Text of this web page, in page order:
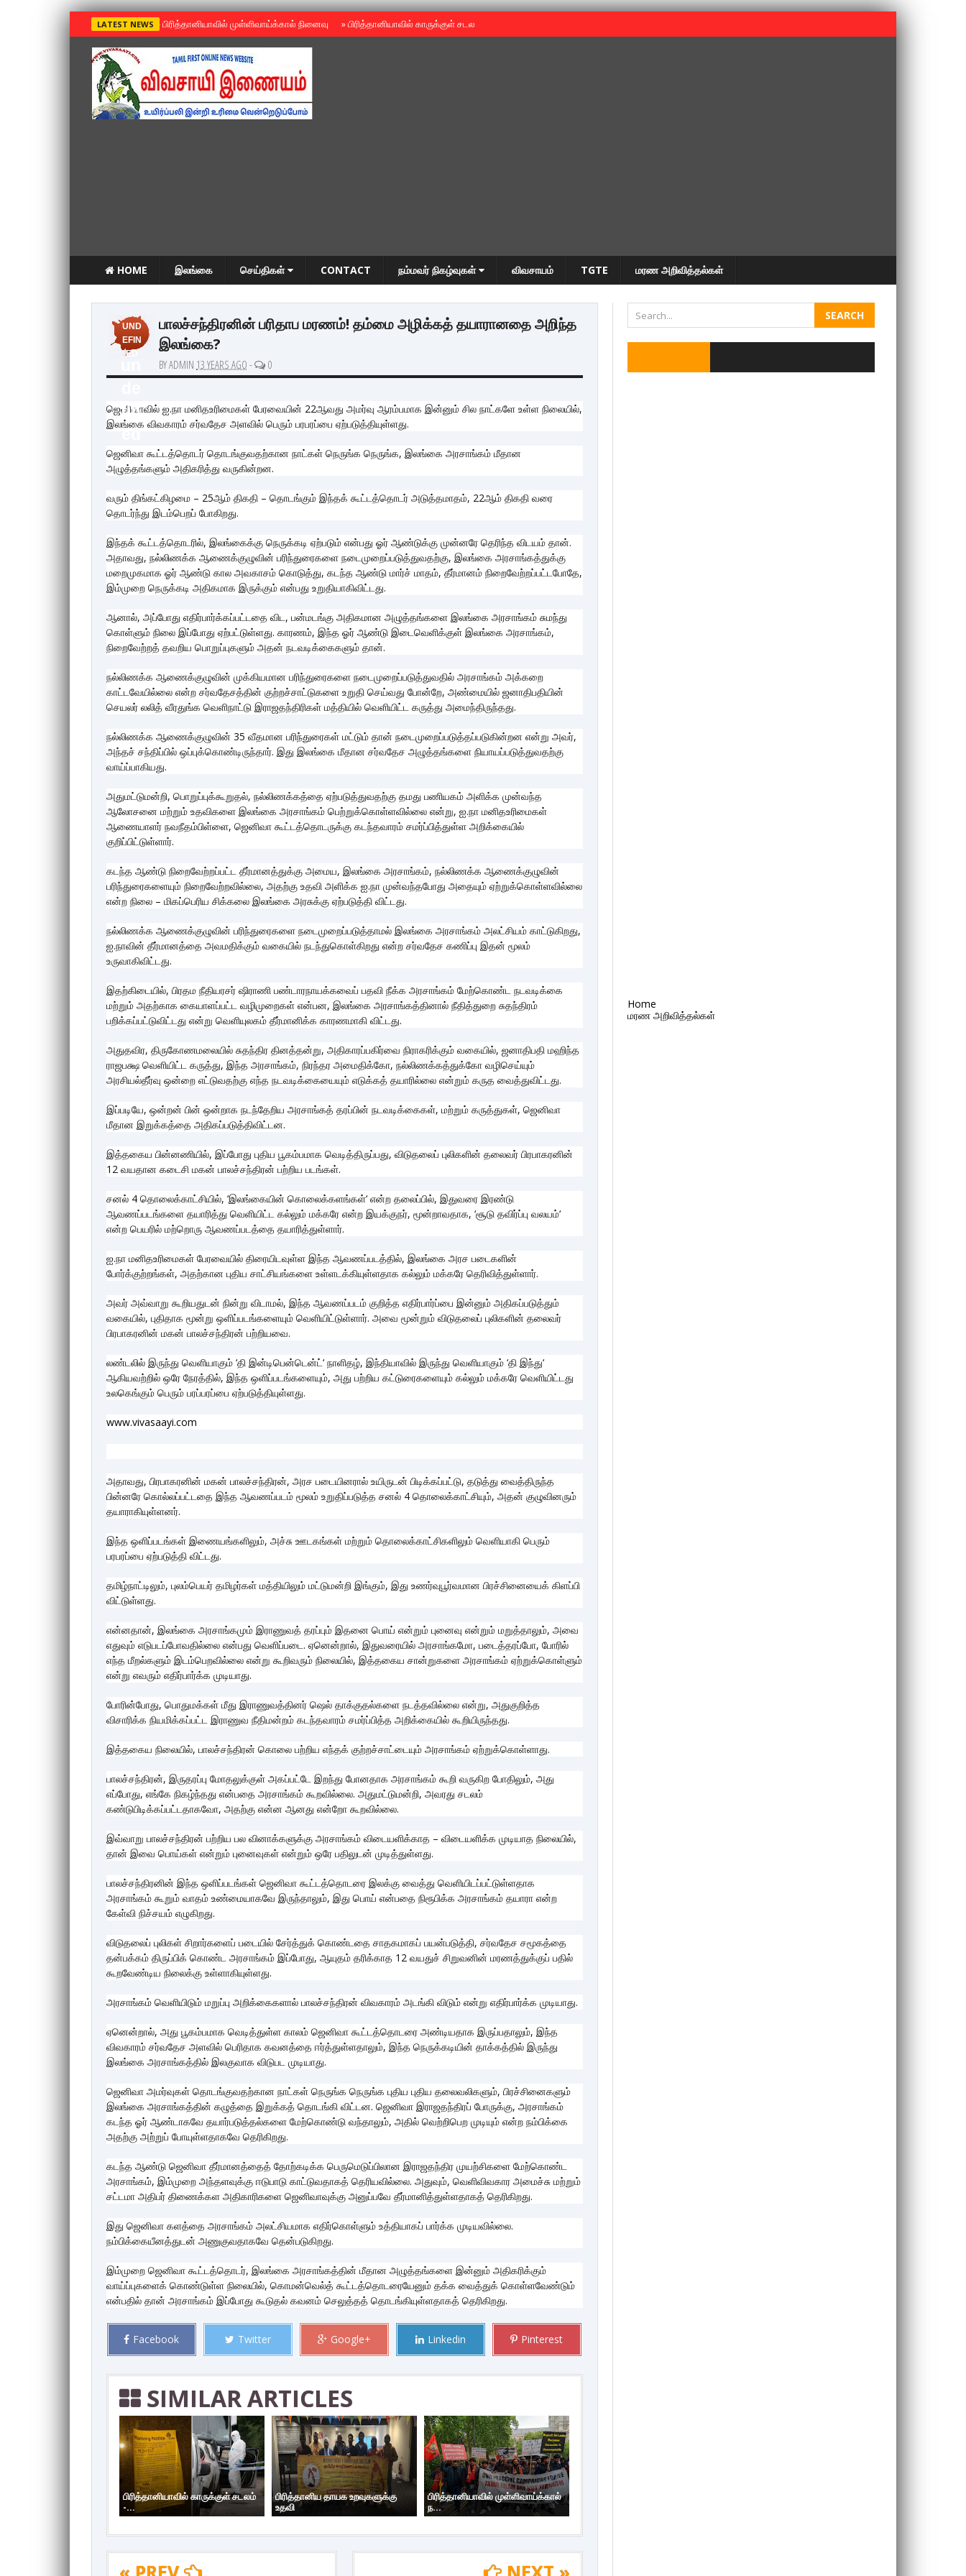
LATEST NEWS »பிரித்தானியாவில் முள்ளிவாய்க்கால் நினைவு »பிரித்தானியாவில் காருக்குள் சடலம் -தமிழருடையதா ?
HOME இலங்கை செய்திகள் CONTACT நம்மவர் நிகழ்வுகள் விவசாயம் TGTE மரண அறிவித்தல்கள்
UND
EFIN
ED
fin
ed
பாலச்சந்திரனின் பரிதாப மரணம்! தம்மை அழிக்கத் தயாரானதை அறிந்த
இலங்கை?
BY ADMIN 13 YEARS AGO - 0
ஜெனிவாவில் ஐ.நா மனிதஉரிமைகள் பேரவையின் 22ஆவது அமர்வு ஆரம்பமாக இன்னும் சில நாட்களே உள்ள நிலையில்,
இலங்கை விவகாரம் சர்வதேச அளவில் பெரும் பரபரப்பை ஏற்படுத்தியுள்ளது.
ஜெனிவா கூட்டத்தொடர் தொடங்குவதற்கான நாட்கள் நெருங்க நெருங்க, இலங்கை அரசாங்கம் மீதான
அழுத்தங்களும் அதிகரித்து வருகின்றன.
வரும் திங்கட்கிழமை – 25ஆம் திகதி – தொடங்கும் இந்தக் கூட்டத்தொடர் அடுத்தமாதம், 22ஆம் திகதி வரை
தொடர்ந்து இடம்பெறப் போகிறது.
இந்தக் கூட்டத்தொடரில், இலங்கைக்கு நெருக்கடி ஏற்படும் என்பது ஓர் ஆண்டுக்கு முன்னரே தெரிந்த விடயம் தான்.
அதாவது, நல்லிணக்க ஆணைக்குழுவின் பரிந்துரைகளை நடைமுறைப்படுத்துவதற்கு, இலங்கை அரசாங்கத்துக்கு
மறைமுகமாக ஓர் ஆண்டு கால அவகாசம் கொடுத்து, கடந்த ஆண்டு மார்ச் மாதம், தீர்மானம் நிறைவேற்றப்பட்டபோதே,
இம்முறை நெருக்கடி அதிகமாக இருக்கும் என்பது உறுதியாகிவிட்டது.
ஆனால், அப்போது எதிர்பார்க்கப்பட்டதை விட, பன்மடங்கு அதிகமான அழுத்தங்களை இலங்கை அரசாங்கம் சுமந்து
கொள்ளும் நிலை இப்போது ஏற்பட்டுள்ளது. காரணம், இந்த ஓர் ஆண்டு இடைவெளிக்குள் இலங்கை அரசாங்கம்,
நிறைவேற்றத் தவறிய பொறுப்புகளும் அதன் நடவடிக்கைகளும் தான்.
நல்லிணக்க ஆணைக்குழுவின் முக்கியமான பரிந்துரைகளை நடைமுறைப்படுத்துவதில் அரசாங்கம் அக்கறை
காட்டவேயில்லை என்ற சர்வதேசத்தின் குற்றச்சாட்டுகளை உறுதி செய்வது போன்றே, அண்மையில் ஜனாதிபதியின்
செயலர் லலித் வீரதுங்க வெளிநாட்டு இராஜதந்திரிகள் மத்தியில் வெளியிட்ட கருத்து அமைந்திருந்தது.
நல்லிணக்க ஆணைக்குழுவின் 35 வீதமான பரிந்துரைகள் மட்டும் தான் நடைமுறைப்படுத்தப்படுகின்றன என்று அவர்,
அந்தச் சந்திப்பில் ஒப்புக்கொண்டிருந்தார். இது இலங்கை மீதான சர்வதேச அழுத்தங்களை நியாயப்படுத்துவதற்கு
வாய்ப்பாகியது.
அதுமட்டுமன்றி, பொறுப்புக்கூறுதல், நல்லிணக்கத்தை ஏற்படுத்துவதற்கு தமது பணியகம் அளிக்க முன்வந்த
ஆலோசனை மற்றும் உதவிகளை இலங்கை அரசாங்கம் பெற்றுக்கொள்ளவில்லை என்று, ஐ.நா மனிதஉரிமைகள்
ஆணையாளர் நவநீதம்பிள்ளை, ஜெனிவா கூட்டத்தொடருக்கு கடந்தவாரம் சமர்ப்பித்துள்ள அறிக்கையில்
குறிப்பிட்டுள்ளார்.
கடந்த ஆண்டு நிறைவேற்றப்பட்ட தீர்மானத்துக்கு அமைய, இலங்கை அரசாங்கம், நல்லிணக்க ஆணைக்குழுவின்
பரிந்துரைகளையும் நிறைவேற்றவில்லை, அதற்கு உதவி அளிக்க ஐ.நா முன்வந்தபோது அதையும் ஏற்றுக்கொள்ளவில்லை
என்ற நிலை – மிகப்பெரிய சிக்கலை இலங்கை அரசுக்கு ஏற்படுத்தி விட்டது.
நல்லிணக்க ஆணைக்குழுவின் பரிந்துரைகளை நடைமுறைப்படுத்தாமல் இலங்கை அரசாங்கம் அலட்சியம் காட்டுகிறது,
ஐ.நாவின் தீர்மானத்தை அவமதிக்கும் வகையில் நடந்துகொள்கிறது என்ற சர்வதேச கணிப்பு இதன் மூலம்
உருவாகிவிட்டது.
இதற்கிடையில், பிரதம நீதியரசர் ஷிராணி பண்டாரநாயக்கவைப் பதவி நீக்க அரசாங்கம் மேற்கொண்ட நடவடிக்கை
மற்றும் அதற்காக கையாளப்பட்ட வழிமுறைகள் என்பன, இலங்கை அரசாங்கத்தினால் நீதித்துறை சுதந்திரம்
பறிக்கப்பட்டுவிட்டது என்று வெளியுலகம் தீர்மானிக்க காரணமாகி விட்டது.
அதுதவிர, திருகோணமலையில் சுதந்திர தினத்தன்று, அதிகாரப்பகிர்வை நிராகரிக்கும் வகையில், ஜனாதிபதி மஹிந்த
ராஜபக்ஷ வெளியிட்ட கருத்து, இந்த அரசாங்கம், நிரந்தர அமைதிக்கோ, நல்லிணக்கத்துக்கோ வழிசெய்யும்
அரசியல்தீர்வு ஒன்றை எட்டுவதற்கு எந்த நடவடிக்கையையும் எடுக்கத் தயாரில்லை என்றும் கருத வைத்துவிட்டது.
இப்படியே, ஒன்றன் பின் ஒன்றாக நடந்தேறிய அரசாங்கத் தரப்பின் நடவடிக்கைகள், மற்றும் கருத்துகள், ஜெனிவா
மீதான இறுக்கத்தை அதிகப்படுத்திவிட்டன.
இத்தகைய பின்னணியில், இப்போது புதிய பூகம்பமாக வெடித்திருப்பது, விடுதலைப் புலிகளின் தலைவர் பிரபாகரனின்
12 வயதான கடைசி மகன் பாலச்சந்திரன் பற்றிய படங்கள்.
சனல் 4 தொலைக்காட்சியில், ‘இலங்கையின் கொலைக்களங்கள்‘ என்ற தலைப்பில், இதுவரை இரண்டு
ஆவணப்படங்களை தயாரித்து வெளியிட்ட கல்லும் மக்கரே என்ற இயக்குநர், மூன்றாவதாக, ‘சூடு தவிர்ப்பு வலயம்‘
என்ற பெயரில் மற்றொரு ஆவணப்படத்தை தயாரித்துள்ளார்.
ஐ.நா மனிதஉரிமைகள் பேரவையில் திரையிடவுள்ள இந்த ஆவணப்படத்தில், இலங்கை அரச படைகளின்
போர்க்குற்றங்கள், அதற்கான புதிய சாட்சியங்களை உள்ளடக்கியுள்ளதாக கல்லும் மக்கரே தெரிவித்துள்ளார்.
அவர் அவ்வாறு கூறியதுடன் நின்று விடாமல், இந்த ஆவணப்படம் குறித்த எதிர்பார்ப்பை இன்னும் அதிகப்படுத்தும்
வகையில், புதிதாக மூன்று ஒளிப்படங்களையும் வெளியிட்டுள்ளார். அவை மூன்றும் விடுதலைப் புலிகளின் தலைவர்
பிரபாகரனின் மகன் பாலச்சந்திரன் பற்றியவை.
லண்டலில் இருந்து வெளியாகும் ‘தி இன்டிபென்டென்ட்‘ நாளிதழ், இந்தியாவில் இருந்து வெளியாகும் ‘தி இந்து‘
ஆகியவற்றில் ஒரே நேரத்தில், இந்த ஒளிப்படங்களையும், அது பற்றிய கட்டுரைகளையும் கல்லும் மக்கரே வெளியிட்டது
உலகெங்கும் பெரும் பரப்பரப்பை ஏற்படுத்தியுள்ளது.
www.vivasaayi.com
அதாவது, பிரபாகரனின் மகன் பாலச்சந்திரன், அரச படையினரால் உயிருடன் பிடிக்கப்பட்டு, தடுத்து வைத்திருந்த
பின்னரே கொல்லப்பட்டதை இந்த ஆவணப்படம் மூலம் உறுதிப்படுத்த சனல் 4 தொலைக்காட்சியும், அதன் குழுவினரும்
தயாராகியுள்ளனர்.
இந்த ஒளிப்படங்கள் இணையங்களிலும், அச்சு ஊடகங்கள் மற்றும் தொலைக்காட்சிகளிலும் வெளியாகி பெரும்
பரபரப்பை ஏற்படுத்தி விட்டது.
தமிழ்நாட்டிலும், புலம்பெயர் தமிழர்கள் மத்தியிலும் மட்டுமன்றி இங்கும், இது உணர்வுபூர்வமான பிரச்சினையைக் கிளப்பி
விட்டுள்ளது.
என்னதான், இலங்கை அரசாங்கமும் இராணுவத் தரப்பும் இதனை பொய் என்றும் புனைவு என்றும் மறுத்தாலும், அவை
எதுவும் எடுபடப்போவதில்லை என்பது வெளிப்படை. ஏனென்றால், இதுவரையில் அரசாங்கமோ, படைத்தரப்போ, போரில்
எந்த மீறல்களும் இடம்பெறவில்லை என்று கூறிவரும் நிலையில், இத்தகைய சான்றுகளை அரசாங்கம் ஏற்றுக்கொள்ளும்
என்று எவரும் எதிர்பார்க்க முடியாது.
போரின்போது, பொதுமக்கள் மீது இராணுவத்தினர் ஷெல் தாக்குதல்களை நடத்தவில்லை என்று, அதுகுறித்த
விசாரிக்க நியமிக்கப்பட்ட இராணுவ நீதிமன்றம் கடந்தவாரம் சமர்ப்பித்த அறிக்கையில் கூறியிருந்தது.
இத்தகைய நிலையில், பாலச்சந்திரன் கொலை பற்றிய எந்தக் குற்றச்சாட்டையும் அரசாங்கம் ஏற்றுக்கொள்ளாது.
பாலச்சந்திரன், இருதரப்பு மோதலுக்குள் அகப்பட்டே இறந்து போனதாக அரசாங்கம் கூறி வருகிற போதிலும், அது
எப்போது, எங்கே நிகழ்ந்தது என்பதை அரசாங்கம் கூறவில்லை. அதுமட்டுமன்றி, அவரது சடலம்
கண்டுபிடிக்கப்பட்டதாகவோ, அதற்கு என்ன ஆனது என்றோ கூறவில்லை.
இவ்வாறு பாலச்சந்திரன் பற்றிய பல வினாக்களுக்கு அரசாங்கம் விடையளிக்காத – விடையளிக்க முடியாத நிலையில்,
தான் இவை பொய்கள் என்றும் புனைவுகள் என்றும் ஒரே பதிலுடன் முடித்துள்ளது.
பாலச்சந்திரனின் இந்த ஒளிப்படங்கள் ஜெனிவா கூட்டத்தொடரை இலக்கு வைத்து வெளியிடப்பட்டுள்ளதாக
அரசாங்கம் கூறும் வாதம் உண்மையாகவே இருந்தாலும், இது பொய் என்பதை நிரூபிக்க அரசாங்கம் தயாரா என்ற
கேள்வி நிச்சயம் எழுகிறது.
விடுதலைப் புலிகள் சிறார்களைப் படையில் சேர்த்துக் கொண்டதை சாதகமாகப் பயன்படுத்தி, சர்வதேச சமூகத்தை
தன்பக்கம் திருப்பிக் கொண்ட அரசாங்கம் இப்போது, ஆயுதம் தரிக்காத 12 வயதுச் சிறுவனின் மரணத்துக்குப் பதில்
கூறவேண்டிய நிலைக்கு உள்ளாகியுள்ளது.
அரசாங்கம் வெளியிடும் மறுப்பு அறிக்கைகளால் பாலச்சந்திரன் விவகாரம் அடங்கி விடும் என்று எதிர்பார்க்க முடியாது.
ஏனென்றால், அது பூகம்பமாக வெடித்துள்ள காலம் ஜெனிவா கூட்டத்தொடரை அண்டியதாக இருப்பதாலும், இந்த
விவகாரம் சர்வதேச அளவில் பெரிதாக கவனத்தை ஈர்த்துள்ளதாலும், இந்த நெருக்கடியின் தாக்கத்தில் இருந்து
இலங்கை அரசாங்கத்தில் இலகுவாக விடுபட முடியாது.
ஜெனிவா அமர்வுகள் தொடங்குவதற்கான நாட்கள் நெருங்க நெருங்க புதிய புதிய தலைவலிகளும், பிரச்சினைகளும்
இலங்கை அரசாங்கத்தின் கழுத்தை இறுக்கத் தொடங்கி விட்டன. ஜெனிவா இராஜதந்திரப் போருக்கு, அரசாங்கம்
கடந்த ஓர் ஆண்டாகவே தயார்படுத்தல்களை மேற்கொண்டு வந்தாலும், அதில் வெற்றிபெற முடியும் என்ற நம்பிக்கை
அதற்கு அற்றுப் போயுள்ளதாகவே தெரிகிறது.
கடந்த ஆண்டு ஜெனிவா தீர்மானத்தைத் தோற்கடிக்க பெருமெடுப்பிலான இராஜதந்திர முயற்சிகளை மேற்கொண்ட
அரசாங்கம், இம்முறை அந்தளவுக்கு ஈடுபாடு காட்டுவதாகத் தெரியவில்லை. அதுவும், வெளிவிவகார அமைச்சு மற்றும்
சட்டமா அதிபர் திணைக்கள அதிகாரிகளை ஜெனிவாவுக்கு அனுப்பவே தீர்மானித்துள்ளதாகத் தெரிகிறது.
இது ஜெனிவா களத்தை அரசாங்கம் அலட்சியமாக எதிர்கொள்ளும் உத்தியாகப் பார்க்க முடியவில்லை.
நம்பிக்கையீனத்துடன் அணுகுவதாகவே தென்படுகிறது.
இம்முறை ஜெனிவா கூட்டத்தொடர், இலங்கை அரசாங்கத்தின் மீதான அழுத்தங்களை இன்னும் அதிகரிக்கும்
வாய்ப்புகளைக் கொண்டுள்ள நிலையில், கொமன்வெல்த் கூட்டத்தொடரையேனும் தக்க வைத்துக் கொள்ளவேண்டும்
என்பதில் தான் அரசாங்கம் இப்போது கூடுதல் கவனம் செலுத்தத் தொடங்கியுள்ளதாகத் தெரிகிறது.
Facebook Twitter Google+ Linkedin Pinterest
SIMILAR ARTICLES
பிரித்தானியாவில் காருக்குள் சடலம்
-...
பிரித்தானிய தாயக உறவுகளுக்கு
உதவி
பிரித்தானியாவில் முள்ளிவாய்க்கால்
ந...
Home
மரண அறிவித்தல்கள்